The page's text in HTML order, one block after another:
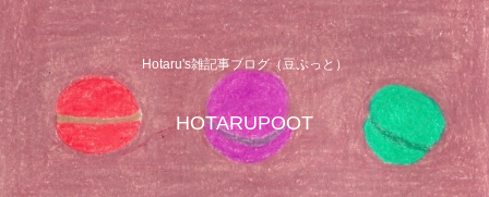
Hotaru's雑記事ブログ（豆ぷっと）
HOTARUPOOT